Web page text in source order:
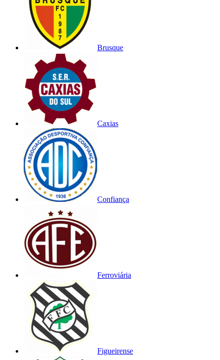
Brusque
Caxias
Confiança
Ferroviária
Figueirense